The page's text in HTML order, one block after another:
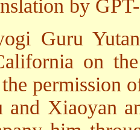
by
Guru
on
permission
and Xiaoyan